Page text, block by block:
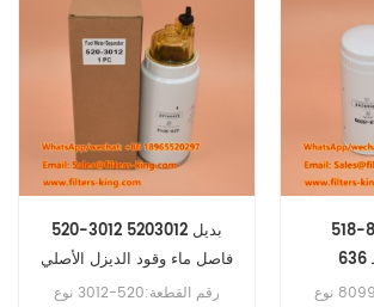
520-3012 5203012 بديل
فاصل ماء وقود الديزل الأصلي
من OEM
رقم القطعة:520-3012 نوع
فلتر زيت
رقم القطعة:518-8099 نوع